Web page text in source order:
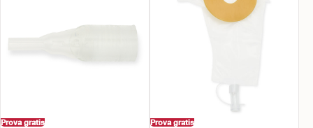
Prova gratis Prova gratis